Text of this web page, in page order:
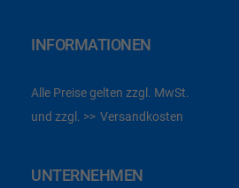
INFORMATIONEN
Alle Preise gelten zzgl. MwSt.
und zzgl.
Versandkosten
UNTERNEHMEN